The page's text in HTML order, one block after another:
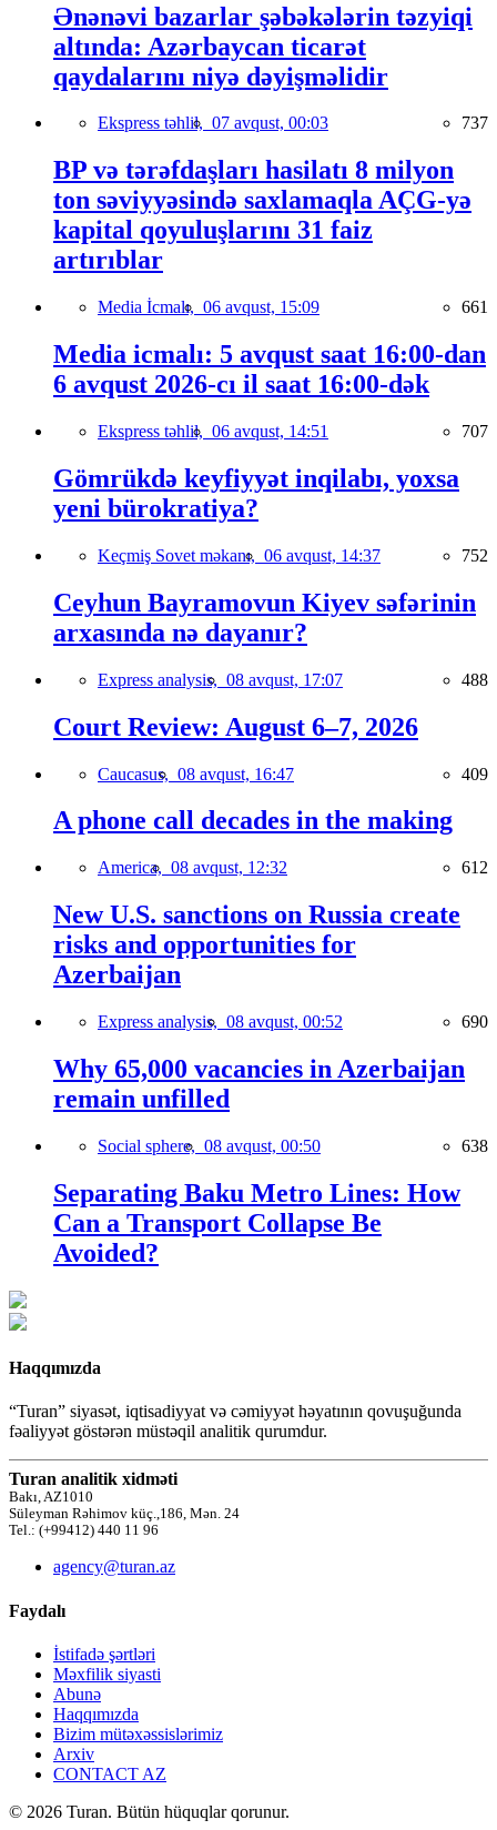
Ənənəvi bazarlar şəbəkələrin təzyiqi
altında: Azərbaycan ticarət
qaydalarını niyə dəyişməlidir
Ekspress təhlil, 07 avqust, 00:03 737
BP və tərəfdaşları hasilatı 8 milyon
ton səviyyəsində saxlamaqla AÇG-yə
kapital qoyuluşlarını 31 faiz
artırıblar
Media İcmalı, 06 avqust, 15:09 661
Media icmalı: 5 avqust saat 16:00-dan
6 avqust 2026-cı il saat 16:00-dək
Ekspress təhlil, 06 avqust, 14:51 707
Gömrükdə keyfiyyət inqilabı, yoxsa
yeni bürokratiya?
Keçmiş Sovet məkanı, 06 avqust, 14:37 752
Ceyhun Bayramovun Kiyev səfərinin
arxasında nə dayanır?
Express analysis, 08 avqust, 17:07 488
Court Review: August 6–7, 2026
Caucasus, 08 avqust, 16:47 409
A phone call decades in the making
America, 08 avqust, 12:32 612
New U.S. sanctions on Russia create
risks and opportunities for
Azerbaijan
Express analysis, 08 avqust, 00:52 690
Why 65,000 vacancies in Azerbaijan
remain unfilled
Social sphere, 08 avqust, 00:50 638
Separating Baku Metro Lines: How
Can a Transport Collapse Be
Avoided?
Haqqımızda
“Turan” siyasət, iqtisadiyyat və cəmiyyət həyatının qovuşuğunda
fəaliyyət göstərən müstəqil analitik qurumdur.
Turan analitik xidməti
Bakı, AZ1010
Süleyman Rəhimov küç.,186, Mən. 24
Tel.: (+99412) 440 11 96
agency@turan.az
Faydalı
İstifadə şərtləri
Məxfilik siyasti
Abunə
Haqqımızda
Bizim mütəxəssislərimiz
Arxiv
CONTACT AZ
© 2026 Turan. Bütün hüquqlar qorunur.